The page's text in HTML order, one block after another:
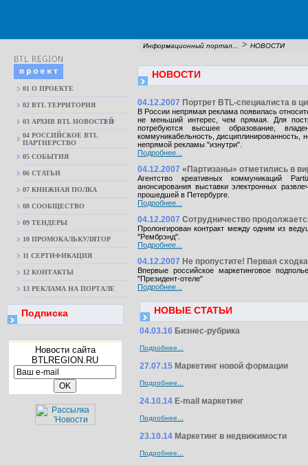
Информационный портал... > НОВОСТИ
01 О ПРОЕКТЕ
02 BTL ТЕРРИТОРИЯ
03 АРХИВ BTL НОВОСТЕЙ
04 РОССИЙСКОЕ BTL
ПАРТНЕРСТВО
05 СОБЫТИЯ
06 СТАТЬИ
07 КНИЖНАЯ ПОЛКА
08 CООБЩЕСТВО
09 ТЕНДЕРЫ
10 ПРОМОКАЛЬКУЛЯТОР
11 СЕРТИФИКАЦИЯ
12 КОНТАКТЫ
13 РЕКЛАМА НА ПОРТАЛЕ
Подписка
Новости сайта
BTLREGION.RU
НОВОСТИ
04.12.2007 Портрет BTL-специалиста в
В России непрямая реклама появилась
не меньший интерес, чем прямая. Для
потребуются высшее образование,
коммуникабельность, дисциплинированность,
непрямой рекламы "изнутри".
Подробнее...
04.12.2007 «Партизаны» отметились в
Агентство креативных коммуникаций
анонсирования выставки электронных
прошедшей в Петербурге.
Подробнее...
04.12.2007 Сотрудничество
Пролонгирован контракт между одним из
"Рембрэнд".
Подробнее...
04.12.2007 Не пропустите! Первая
Впервые российское маркетинговое
"Президент-отеле"
Подробнее...
НОВЫЕ СТАТЬИ
04.03.16 Бизнес-рубрика
Подробнее...
27.07.15 Маркетинг новой формации
Подробнее...
24.10.14 E-mail маркетинг
Подробнее...
23.10.14 Маркетинг в недвижимости
Подробнее...